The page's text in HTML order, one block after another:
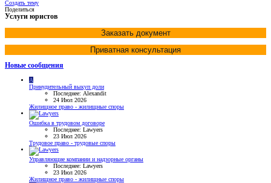
Создать тему
Поделиться
Услуги юристов
Заказать документ
Приватная консультация
Новые сообщения
A
Принудительный выкуп доли
Последнее: Alexandit
24 Июл 2026
Жилищное право - жилищные споры
Ошибка в трудовом договоре
Последнее: Lawyers
23 Июл 2026
Трудовое право - трудовые споры
Управляющие компании и надзорные органы
Последнее: Lawyers
23 Июл 2026
Жилищное право - жилищные споры